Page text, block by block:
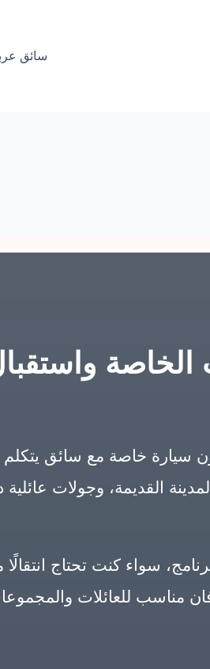
سائق
الخاصة
سيارة خاصة مع سائق
القديمة، وجولات عائلية
سواء كنت تحتاج انتقالًا
مناسب للعائلات